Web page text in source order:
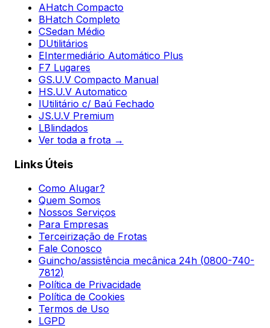
AHatch Compacto
BHatch Completo
CSedan Médio
DUtilitários
EIntermediário Automático Plus
F7 Lugares
GS.U.V Compacto Manual
HS.U.V Automatico
IUtilitário c/ Baú Fechado
JS.U.V Premium
LBlindados
Ver toda a frota →
Links Úteis
Como Alugar?
Quem Somos
Nossos Serviços
Para Empresas
Terceirização de Frotas
Fale Conosco
Guincho/assistência mecânica 24h (0800-740-
7812)
Política de Privacidade
Política de Cookies
Termos de Uso
LGPD